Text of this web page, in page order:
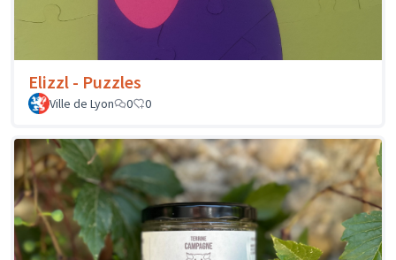
Elizzl - Puzzles
Ville de Lyon 0 0